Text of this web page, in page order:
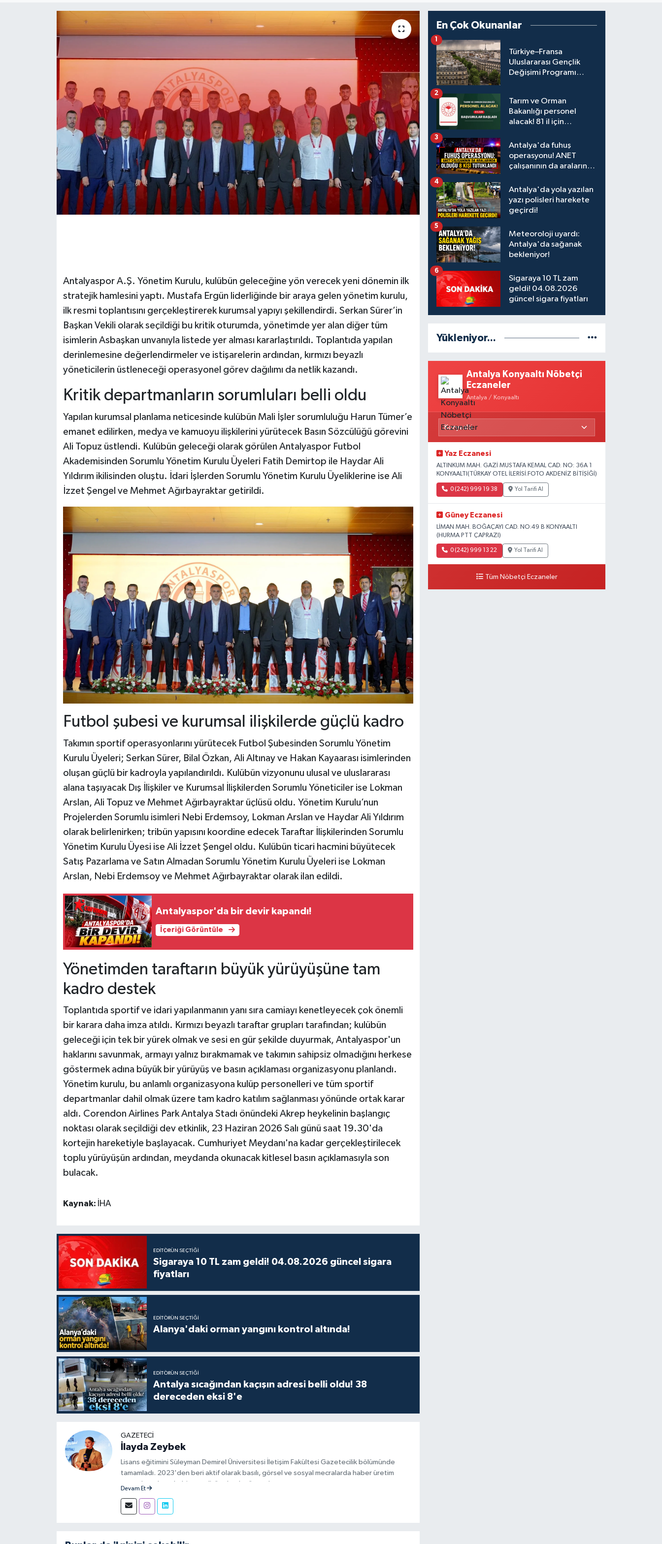
Antalyaspor A.Ş. Yönetim Kurulu, kulübün geleceğine yön verecek yeni dönemin ilk
stratejik hamlesini yaptı. Mustafa Ergün liderliğinde bir araya gelen yönetim kurulu,
ilk resmi toplantısını gerçekleştirerek kurumsal yapıyı şekillendirdi. Serkan Sürer’in
Başkan Vekili olarak seçildiği bu kritik oturumda, yönetimde yer alan diğer tüm
isimlerin Asbaşkan unvanıyla listede yer alması kararlaştırıldı. Toplantıda yapılan
derinlemesine değerlendirmeler ve istişarelerin ardından, kırmızı beyazlı
yöneticilerin üstleneceği operasyonel görev dağılımı da netlik kazandı.
Kritik departmanların sorumluları belli oldu
Yapılan kurumsal planlama neticesinde kulübün Mali İşler sorumluluğu Harun Tümer’e
emanet edilirken, medya ve kamuoyu ilişkilerini yürütecek Basın Sözcülüğü görevini
Ali Topuz üstlendi. Kulübün geleceği olarak görülen Antalyaspor Futbol
Akademisinden Sorumlu Yönetim Kurulu Üyeleri Fatih Demirtop ile Haydar Ali
Yıldırım ikilisinden oluştu. İdari İşlerden Sorumlu Yönetim Kurulu Üyeliklerine ise Ali
İzzet Şengel ve Mehmet Ağırbayraktar getirildi.
Futbol şubesi ve kurumsal ilişkilerde güçlü kadro
Takımın sportif operasyonlarını yürütecek Futbol Şubesinden Sorumlu Yönetim
Kurulu Üyeleri; Serkan Sürer, Bilal Özkan, Ali Altınay ve Hakan Kayaarası isimlerinden
oluşan güçlü bir kadroyla yapılandırıldı. Kulübün vizyonunu ulusal ve uluslararası
alana taşıyacak Dış İlişkiler ve Kurumsal İlişkilerden Sorumlu Yöneticiler ise Lokman
Arslan, Ali Topuz ve Mehmet Ağırbayraktar üçlüsü oldu. Yönetim Kurulu’nun
Projelerden Sorumlu isimleri Nebi Erdemsoy, Lokman Arslan ve Haydar Ali Yıldırım
olarak belirlenirken; tribün yapısını koordine edecek Taraftar İlişkilerinden Sorumlu
Yönetim Kurulu Üyesi ise Ali İzzet Şengel oldu. Kulübün ticari hacmini büyütecek
Satış Pazarlama ve Satın Almadan Sorumlu Yönetim Kurulu Üyeleri ise Lokman
Arslan, Nebi Erdemsoy ve Mehmet Ağırbayraktar olarak ilan edildi.
Antalyaspor'da bir devir kapandı!
İçeriği Görüntüle
Yönetimden taraftarın büyük yürüyüşüne tam
kadro destek
Toplantıda sportif ve idari yapılanmanın yanı sıra camiayı kenetleyecek çok önemli
bir karara daha imza atıldı. Kırmızı beyazlı taraftar grupları tarafından; kulübün
geleceği için tek bir yürek olmak ve sesi en gür şekilde duyurmak, Antalyaspor'un
haklarını savunmak, armayı yalnız bırakmamak ve takımın sahipsiz olmadığını herkese
göstermek adına büyük bir yürüyüş ve basın açıklaması organizasyonu planlandı.
Yönetim kurulu, bu anlamlı organizasyona kulüp personelleri ve tüm sportif
departmanlar dahil olmak üzere tam kadro katılım sağlanması yönünde ortak karar
aldı. Corendon Airlines Park Antalya Stadı önündeki Akrep heykelinin başlangıç
noktası olarak seçildiği dev etkinlik, 23 Haziran 2026 Salı günü saat 19.30'da
kortejin hareketiyle başlayacak. Cumhuriyet Meydanı'na kadar gerçekleştirilecek
toplu yürüyüşün ardından, meydanda okunacak kitlesel basın açıklamasıyla son
bulacak.
Kaynak: İHA
EDITÖRÜN SEÇTIĞI
Sigaraya 10 TL zam geldi! 04.08.2026 güncel sigara
fiyatları
EDITÖRÜN SEÇTIĞI
Alanya'daki orman yangını kontrol altında!
EDITÖRÜN SEÇTIĞI
Antalya sıcağından kaçışın adresi belli oldu! 38
dereceden eksi 8'e
GAZETECI
İlayda Zeybek
Lisans eğitimini Süleyman Demirel Üniversitesi İletişim Fakültesi Gazetecilik bölümünde
tamamladı. 2023'den beri aktif olarak basılı, görsel ve sosyal mecralarda haber üretim
aşamalarında muhabir ve editör olarak görev alıyor.
Devam Et
En Çok Okunanlar
Türkiye–Fransa
Uluslararası Gençlik
Değişimi Programı
1
Tarım ve Orman
Bakanlığı personel
alacak! 81 il için
2
Antalya'da fuhuş
operasyonu! ANET
çalışanının da aralarında
3
Antalya'da yola yazılan
yazı polisleri harekete
geçirdi!
4
Meteoroloji uyardı:
Antalya'da sağanak
bekleniyor!
5
Sigaraya 10 TL zam
geldi! 04.08.2026
güncel sigara fiyatları
6
Yükleniyor...
Antalya Konyaaltı Nöbetçi
Eczaneler
Antalya / Konyaaltı
Yaz Eczanesi
ALTINKUM MAH. GAZİ MUSTAFA KEMAL CAD. NO: 36A 1
KONYAALTI(TÜRKAY OTEL İLERİSİ.FOTO AKDENİZ BİTİŞİĞİ)
0 (242) 999 19 38 Yol Tarifi Al
Güney Eczanesi
LİMAN MAH. BOĞAÇAYI CAD. NO:49 B KONYAALTI
(HURMA PTT ÇAPRAZI)
0 (242) 999 13 22 Yol Tarifi Al
Tüm Nöbetçi Eczaneler
Resmi Reklamlar